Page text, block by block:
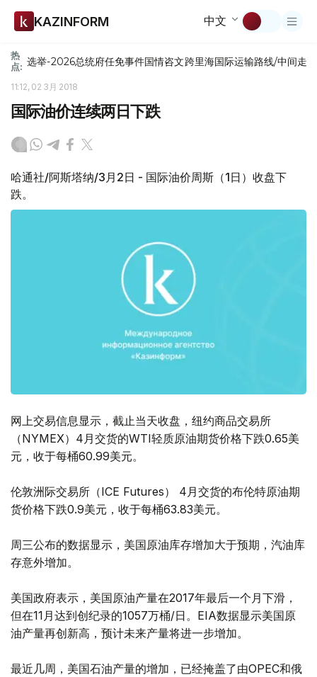
KAZINFORM 中文
热
点: 选举-2026总统府任免事件国情咨文跨里海国际运输路线/中间走廊
11:12, 02 3月 2018
国际油价连续两日下跌
哈通社/阿斯塔纳/3月2日 - 国际油价周斯（1日）收盘下
跌。
网上交易信息显示，截止当天收盘，纽约商品交易所
（NYMEX）4月交货的WTI轻质原油期货价格下跌0.65美
元，收于每桶60.99美元。
伦敦洲际交易所（ICE Futures） 4月交货的布伦特原油期
货价格下跌0.9美元，收于每桶63.83美元。
周三公布的数据显示，美国原油库存增加大于预期，汽油库
存意外增加。
美国政府表示，美国原油产量在2017年最后一个月下滑，
但在11月达到创纪录的1057万桶/日。EIA数据显示美国原
油产量再创新高，预计未来产量将进一步增加。
最近几周，美国石油产量的增加，已经掩盖了由OPEC和俄